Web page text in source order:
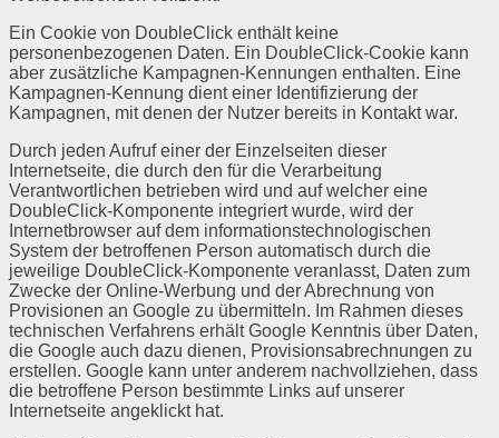
Ein Cookie von DoubleClick enthält keine
personenbezogenen Daten. Ein DoubleClick-Cookie kann
aber zusätzliche Kampagnen-Kennungen enthalten. Eine
Kampagnen-Kennung dient einer Identifizierung der
Kampagnen, mit denen der Nutzer bereits in Kontakt war.
Durch jeden Aufruf einer der Einzelseiten dieser
Internetseite, die durch den für die Verarbeitung
Verantwortlichen betrieben wird und auf welcher eine
DoubleClick-Komponente integriert wurde, wird der
Internetbrowser auf dem informationstechnologischen
System der betroffenen Person automatisch durch die
jeweilige DoubleClick-Komponente veranlasst, Daten zum
Zwecke der Online-Werbung und der Abrechnung von
Provisionen an Google zu übermitteln. Im Rahmen dieses
technischen Verfahrens erhält Google Kenntnis über Daten,
die Google auch dazu dienen, Provisionsabrechnungen zu
erstellen. Google kann unter anderem nachvollziehen, dass
die betroffene Person bestimmte Links auf unserer
Internetseite angeklickt hat.